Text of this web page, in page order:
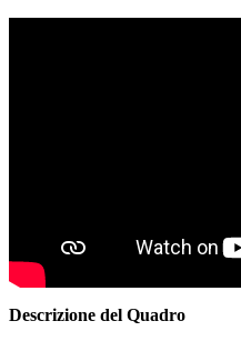
Descrizione del Quadro